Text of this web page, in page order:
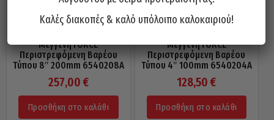
Μέγγενη FORCE
Περιστρεφόμενη Βαρέου
Τύπου 8″ 200mm 6540208A
257,00 €
Προσθήκη στο καλάθι
Μέγγενη FORCE
Περιστρεφόμενη Βαρέου
Τύπου 4″ 100mm 6540204A
128,50€
Προσθήκη στο καλάθι
Καλές διακοπές & καλό υπόλοιπο καλοκαιριού!